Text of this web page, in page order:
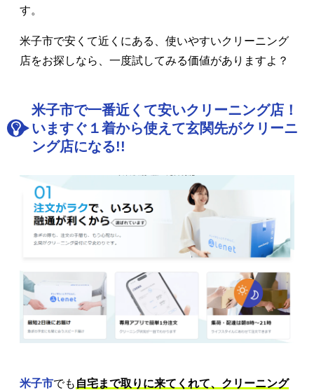
す。
米子市で安くて近くにある、使いやすいクリーニング
店をお探しなら、一度試してみる価値がありますよ？
米子市で一番近くて安いクリーニング店！
いますぐ１着から使えて玄関先がクリーニ
ング店になる!!
米子市でも 自宅まで取りに来てくれて、クリーニング